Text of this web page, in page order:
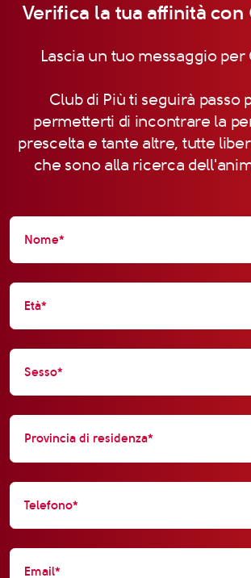
Verifica la tua affinità con
Lascia un tuo messaggio per
Club di Più ti seguirà passo
permetterti di incontrare la
prescelta e tante altre, tutte
che sono alla ricerca